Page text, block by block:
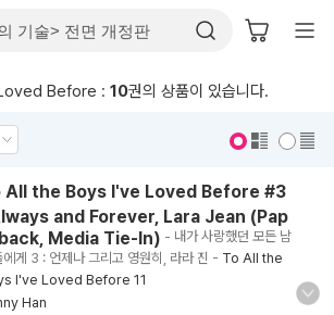
Before : 10권의 상품이 있습니다.
All the Boys I've Loved Before #3
and Forever, Lara Jean (Pap
Media Tie-In) - 내가 사랑했던 모든 남
에게 3 : 언제나 그리고 영원히, 라라 진 - To All the
I've Loved Before 11
Han